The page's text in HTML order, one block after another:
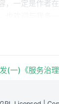
，一定是作者
触的技术一般
架、数据、
(一)《服务治